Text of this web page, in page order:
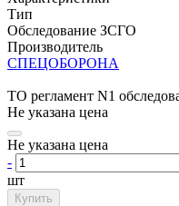
Тип
Обследование ЗСГО
Производитель
СПЕЦОБОРОНА
ТО регламент N1
Не указана цена
Не указана цена
-
шт
Купить